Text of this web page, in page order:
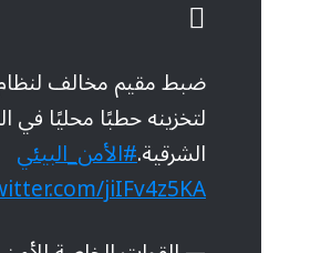
ضبط مقيم مخالف لنظام
لتخزينه حطبًا محليًا في
الشرقية.#الأمن_البيئي
jiIFv4z5KA